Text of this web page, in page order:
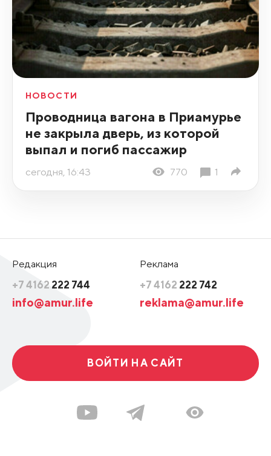
НОВОСТИ
Проводница вагона в Приамурье
не закрыла дверь, из которой
выпал и погиб пассажир
сегодня, 16:43 770 1
Редакция
+7 4162 222 744
info@amur.life
Реклама
+7 4162 222 742
reklama@amur.life
ВОЙТИ НА САЙТ